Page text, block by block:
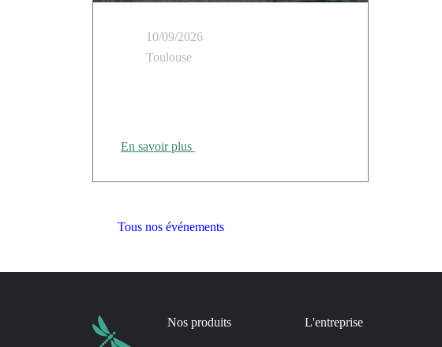
10/09/2026
Toulouse
En savoir plus
Tous nos événements
Nos produits L'entreprise